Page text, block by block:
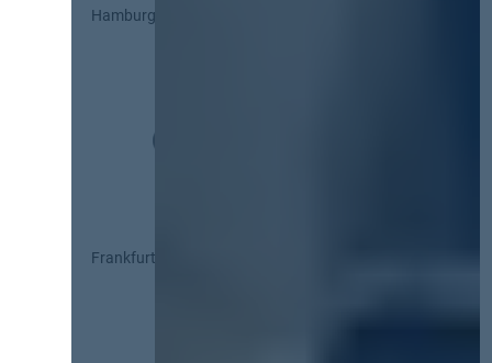
Hamburg
Frankfurt